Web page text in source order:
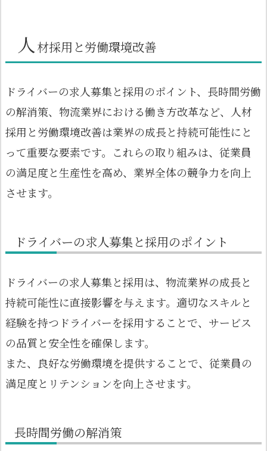
人材採用と労働環境改善
ドライバーの求人募集と採用のポイント、長時間労働
の解消策、物流業界における働き方改革など、人材
採用と労働環境改善は業界の成長と持続可能性にと
って重要な要素です。これらの取り組みは、従業員
の満足度と生産性を高め、業界全体の競争力を向上
させます。
ドライバーの求人募集と採用のポイント
ドライバーの求人募集と採用は、物流業界の成長と
持続可能性に直接影響を与えます。適切なスキルと
経験を持つドライバーを採用することで、サービス
の品質と安全性を確保します。
また、良好な労働環境を提供することで、従業員の
満足度とリテンションを向上させます。
長時間労働の解消策